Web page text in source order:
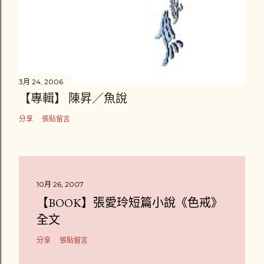
3月 24, 2006
【專輯】 陳昇／魚說
分享 張貼留言
10月 26, 2007
【BOOK】張愛玲短篇小說《色戒》
全文
分享 張貼留言